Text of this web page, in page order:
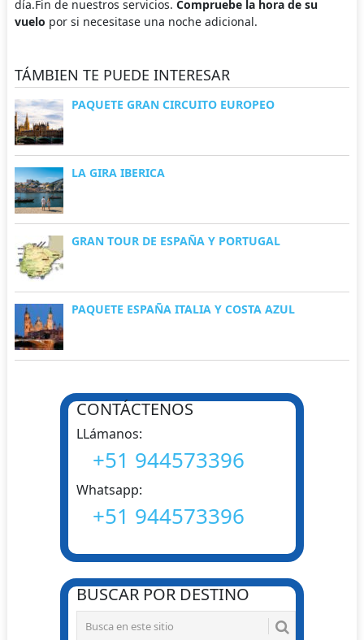
día.Fin de nuestros servicios. Compruebe la hora de su
vuelo por si necesitase una noche adicional.
TÁMBIEN TE PUEDE INTERESAR
PAQUETE GRAN CIRCUITO EUROPEO
LA GIRA IBERICA
GRAN TOUR DE ESPAÑA Y PORTUGAL
PAQUETE ESPAÑA ITALIA Y COSTA AZUL
CONTÁCTENOS
LLámanos:
+51 944573396
Whatsapp:
+51 944573396
BUSCAR POR DESTINO